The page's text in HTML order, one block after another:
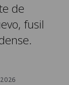
de
fusil